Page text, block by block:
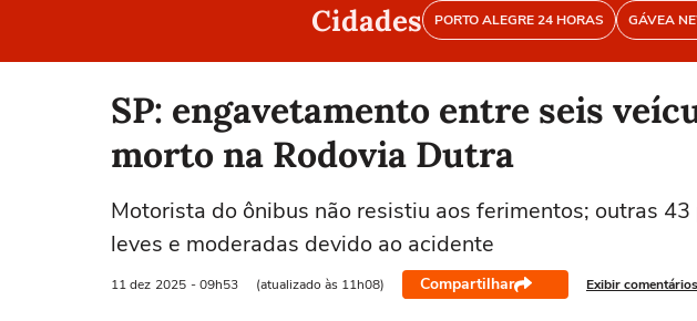
Cidades PORTO ALEGRE 24 HORAS GÁVEA
SP: engavetamento entre seis
morto na Rodovia Dutra
Motorista do ônibus não resistiu aos ferimentos; outras
leves e moderadas devido ao acidente
11 dez 2025 - 09h53 (atualizado às 11h08) Compartilhar Exibir comentários